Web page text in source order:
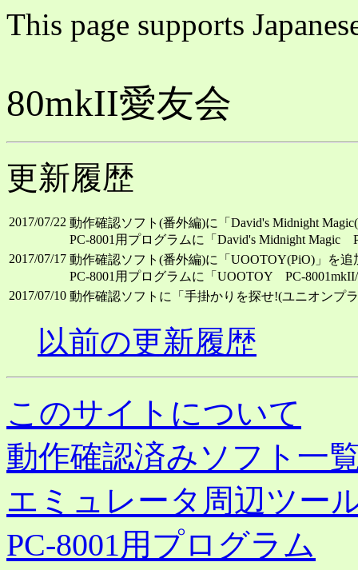
This page supports
80mkII愛友会
更新履歴
2017/07/22 動作確認ソフト(番外編)に「David's Midnight
PC-8001用プログラムに「David's Midnight Magic
2017/07/17 動作確認ソフト(番外編)に「UOOTOY(PiO)」を追
PC-8001用プログラムに「UOOTOY PC-
2017/07/10 動作確認ソフトに「手掛かりを探せ!(ユニオンプ
以前の更新履歴
このサイトについて
動作確認済みソフト一
エミュレータ周辺ツー
PC-8001用プログラム